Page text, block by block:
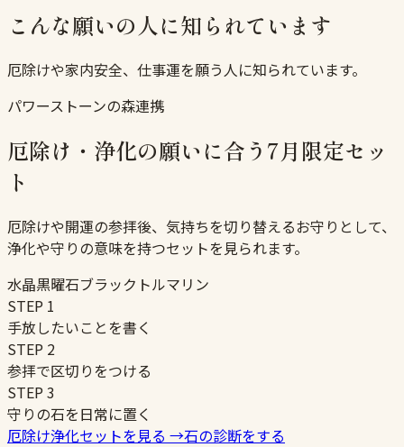
こんな願いの人に知られています
厄除けや家内安全、仕事運を願う人に知られています。
パワーストーンの森連携
厄除け・浄化の願いに合う7月限定セッ
ト
厄除けや開運の参拝後、気持ちを切り替えるお守りとして、
浄化や守りの意味を持つセットを見られます。
水晶黒曜石ブラックトルマリン
STEP 1
手放したいことを書く
STEP 2
参拝で区切りをつける
STEP3
守りの石を日常に置く
厄除け浄化セットを見る →石の診断をする